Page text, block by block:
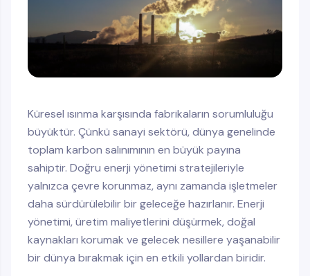
Küresel ısınma karşısında fabrikaların sorumluluğu
büyüktür. Çünkü sanayi sektörü, dünya genelinde
toplam karbon salınımının en büyük payına
sahiptir. Doğru enerji yönetimi stratejileriyle
yalnızca çevre korunmaz, aynı zamanda işletmeler
daha sürdürülebilir bir geleceğe hazırlanır. Enerji
yönetimi, üretim maliyetlerini düşürmek, doğal
kaynakları korumak ve gelecek nesillere yaşanabilir
bir dünya bırakmak için en etkili yollardan biridir.